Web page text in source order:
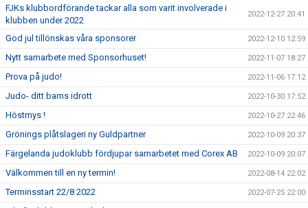
FJKs klubbordförande tackar alla som varit involverade i
klubben under 2022
2022-12-27 20:41
God jul tillönskas våra sponsorer 2022-12-10 12:59
Nytt samarbete med Sponsorhuset! 2022-11-07 18:27
Prova på judo! 2022-11-06 17:12
Judo- ditt barns idrott 2022-10-30 17:52
Höstmys ! 2022-10-27 22:46
Grönings plåtslageri ny Guldpartner 2022-10-09 20:37
Färgelanda judoklubb fördjupar samarbetet med Corex AB 2022-10-09 20:07
Välkommen till en ny termin! 2022-08-14 22:02
Terminsstart 22/8 2022 2022-07-25 22:00